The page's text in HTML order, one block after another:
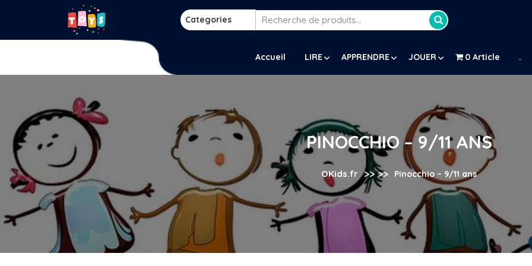
Categories
Recherche
Accueil LIRE APPRENDRE JOUER 0 Article .
PINOCCHIO – 9/11 ANS
OKids.fr >> >> Pinocchio – 9/11 ans